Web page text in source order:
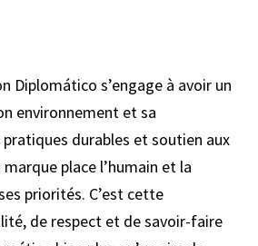
Diplomático s’engage à avoir un
environnement et sa
durables et soutien aux
place l’humain et la
priorités. C’est cette
de respect et de savoir-faire